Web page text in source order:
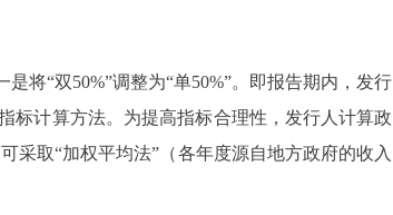
将“双50%”调整为“单50%”。即报告期内，发行
标计算方法。为提高指标合理性，发行人计算政
采取“加权平均法”（各年度源自地方政府的收入